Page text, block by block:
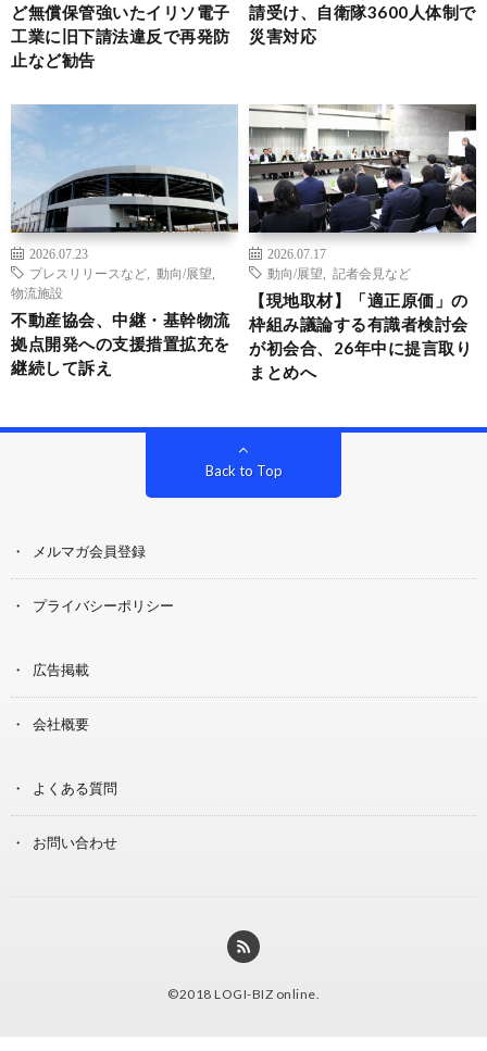
ど無償保管強いたイリソ電子
工業に旧下請法違反で再発防
止など勧告
請受け、自衛隊3600人体制で
災害対応
2026.07.23
プレスリリースなど
動向/展望
物流施設
不動産協会、中継・基幹物流
拠点開発への支援措置拡充を
継続して訴え
2026.07.17
動向/展望
記者会見など
【現地取材】「適正原価」の
枠組み議論する有識者検討会
が初会合、26年中に提言取り
まとめへ
Back to Top
メルマガ会員登録
プライバシーポリシー
広告掲載
会社概要
よくある質問
お問い合わせ
©2018 LOGI-BIZ online